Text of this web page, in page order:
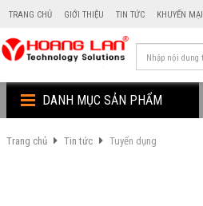
TRANG CHỦ GIỚI THIỆU TIN TỨC KHUYẾN MẠI
DANH MỤC SẢN PHẨM
Trang chủ Tin tức Tuyển dụng